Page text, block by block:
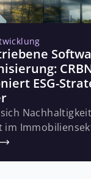
ESG-
im
Das
von